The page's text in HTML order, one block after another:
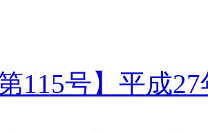
第115号】平成